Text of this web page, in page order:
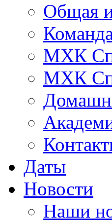
Общая
МХК
МХК
Даты
Новости
Наши